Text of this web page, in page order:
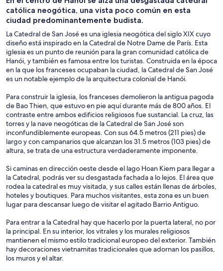
católica neogótica, una vista poco común en esta
ciudad predominantemente budista.
La Catedral de San José es una iglesia neogótica del siglo XIX cuyo
diseño está inspirado en la Catedral de Notre Dame de París. Esta
iglesia es un punto de reunión para la gran comunidad católica de
Hanói, y también es famosa entre los turistas. Construida en la época
en la que los franceses ocupaban la ciudad, la Catedral de San José
es un notable ejemplo de la arquitectura colonial de Hanói.
Para construir la iglesia, los franceses demolieron la antigua pagoda
de Bao Thien, que estuvo en pie aquí durante más de 800 años. El
contraste entre ambos edificios religiosos fue sustancial. La cruz, las
torres y la nave neogóticas de la Catedral de San José son
inconfundiblemente europeas. Con sus 64.5 metros (211 pies) de
largo y con campanarios que alcanzan los 31.5 metros (103 pies) de
altura, se trata de una estructura verdaderamente imponente.
Si caminas en dirección oeste desde el lago Hoan Kiem para llegar a
la Catedral, podrás ver su desgastada fachada a lo lejos. El área que
rodea la catedral es muy visitada, y sus calles están llenas de árboles,
hoteles y boutiques. Para muchos visitantes, esta zona es un buen
lugar para descansar luego de visitar el agitado Barrio Antiguo.
Para entrar a la Catedral hay que hacerlo por la puerta lateral, no por
la principal. En su interior, los vitrales y los murales religiosos
mantienen el mismo estilo tradicional europeo del exterior. También
hay decoraciones vietnamitas tradicionales que adornan los pasillos,
los muros y el altar.